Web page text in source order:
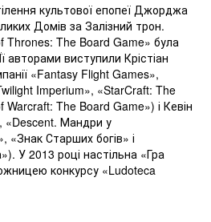
культової епопеї Джорджа
Домів за Залізний трон.
Thrones: The Board Game» була
авторами виступили Крістіан
«Fantasy Flight Games»,
Imperium», «StarCraft: The
The Board Game») і Кевін
«Descent. Мандри у
«Знак Старших богів» і
У 2013 році настільна «Гра
конкурсу «Ludoteca